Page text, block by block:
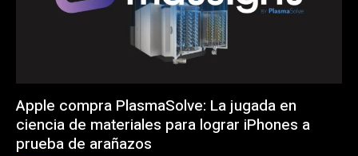
Apple compra PlasmaSolve: La jugada en
ciencia de materiales para lograr iPhones a
prueba de arañazos